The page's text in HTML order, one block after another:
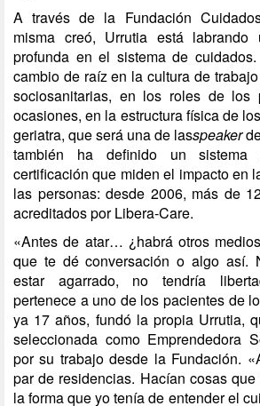
A través de la Fundación
misma creó, Urrutia está labrando
profunda en el sistema de
cambio de raíz en la cultura de
sociosanitarias, en los roles de los
ocasiones, en la estructura física de
geriatra, que será una de lasspeaker
también ha definido un sistema
certificación que miden el impacto en
las personas: desde 2006, más de
acreditados por Libera-Care.
«Antes de atar… ¿habrá otros
que te dé conversación o algo así.
estar agarrado, no tendría
pertenece a uno de los pacientes de
ya 17 años, fundó la propia Urrutia,
seleccionada como Emprendedora
por su trabajo desde la Fundación.
par de residencias. Hacían cosas
la forma que yo tenía de entender el